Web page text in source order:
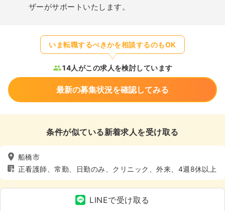
ザーがサポートいたします。
いま転職するべきかを相談するのもOK
14人がこの求人を検討しています
最新の募集状況を確認してみる
条件が似ている新着求人を受け取る
船橋市
正看護師、常勤、日勤のみ、クリニック、外来、4週8休以上
LINEで受け取る